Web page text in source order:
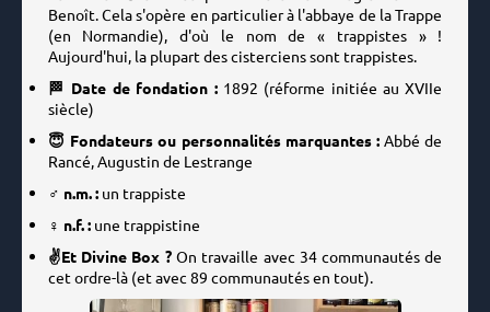
Benoît. Cela s'opère en particulier à l'abbaye de la Trappe
(en Normandie), d'où le nom de « trappistes » !
Aujourd'hui, la plupart des cisterciens sont trappistes.
🏁 Date de fondation :1892 (réforme initiée au XVIIe
siècle)
😇 Fondateurs ou personnalités marquantes :Abbé de
Rancé, Augustin de Lestrange
♂️ n.m. :un trappiste
♀️ n.f. :une trappistine
✌️Et Divine Box ?On travaille avec 34 communautés de
cet ordre-là (et avec 89 communautés en tout).